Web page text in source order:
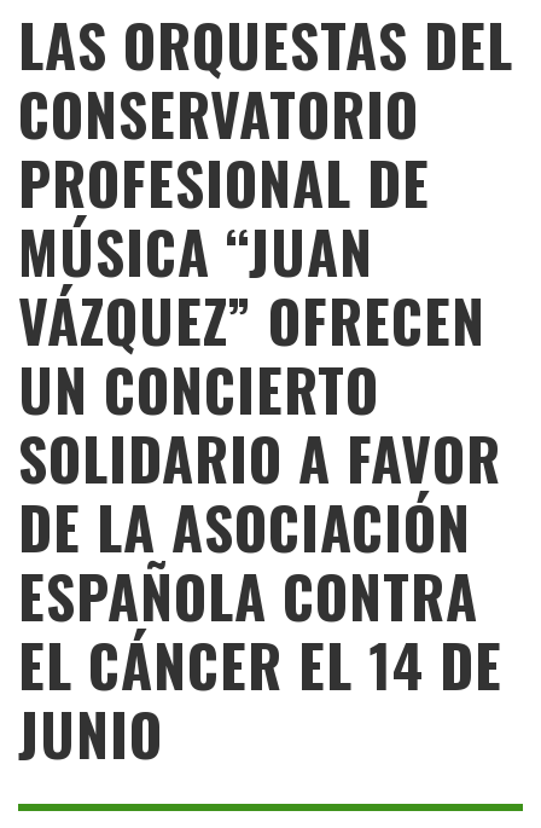
LAS ORQUESTAS DEL
CONSERVATORIO
PROFESIONAL DE
MÚSICA “JUAN
VÁZQUEZ” OFRECEN
UN CONCIERTO
SOLIDARIO A FAVOR
DE LA ASOCIACIÓN
ESPAÑOLA CONTRA
EL CÁNCER EL 14 DE
JUNIO